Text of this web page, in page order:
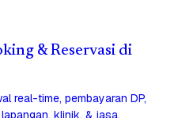
& Reservasi di
real-time, pembayaran DP,
klinik, & jasa.